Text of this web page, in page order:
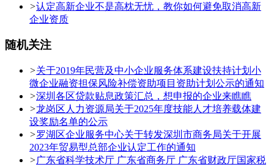
>认定高新企业不是高枕无忧，教你如何避免取消高新
企业资质
随机关注
>关于2019年民营及中小企业服务体系建设扶持计划小
微企业融资担保风险补偿资助项目资助计划公示的通知
>深圳各区贷款贴息政策汇总，想申报的企业来瞧瞧
>龙岗区人力资源局关于2025年度技能人才培养载体建
设奖励名单的公示
>罗湖区企业服务中心关于转发深圳市商务局关于开展
2023年贸易型总部企业认定工作的通知
>广东省科学技术厅 广东省商务厅 广东省财政厅国家税